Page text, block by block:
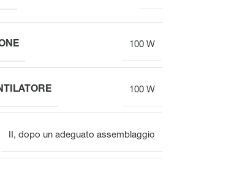
100 W
100 W
II, dopo un adeguato assemblaggio